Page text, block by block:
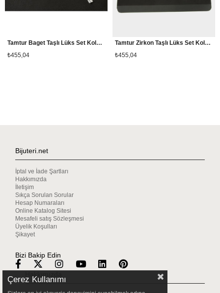
Tamtur Baget Taşlı Lüks Set Kolye 4 mm
₺455,04
Tamtur Zirkon Taşlı Lüks Set Kolye 5 mm
₺455,04
Bijuteri.net
İptal ve İade Şartları
Hakkımızda
İletişim
Sıkça Sorulan Sorular
Hesap Numaraları
Online Katalog Sitesi
Mesafeli satış Sözleşmesi
Üyelik Koşulları
Şikayet
Bizi Bakip Edin
Çerez Kullanımı